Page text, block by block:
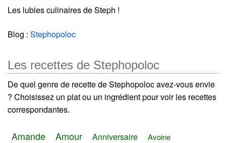
Les lubies culinaires de Steph !
Blog : Stephopoloc
Les recettes de Stephopoloc
De quel genre de recette de Stephopoloc avez-vous envie
? Choisissez un plat ou un ingrédient pour voir les recettes
correspondantes.
Amande Amour Anniversaire Avoine